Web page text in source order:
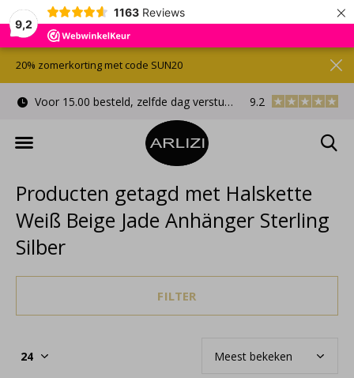
9,2
1163 Reviews ×
Voor 15.00 besteld, zelfde dag verstuurd Gratis
9.2
20% zomerkorting met code SUN20
Producten getagd met Halskette
Weiß Beige Jade Anhänger Sterling
Silber
FILTER